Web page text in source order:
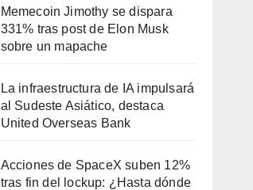
Memecoin Jimothy se dispara
331% tras post de Elon Musk
sobre un mapache
La infraestructura de IA impulsará
al Sudeste Asiático, destaca
United Overseas Bank
Acciones de SpaceX suben 12%
tras fin del lockup: ¿Hasta dónde